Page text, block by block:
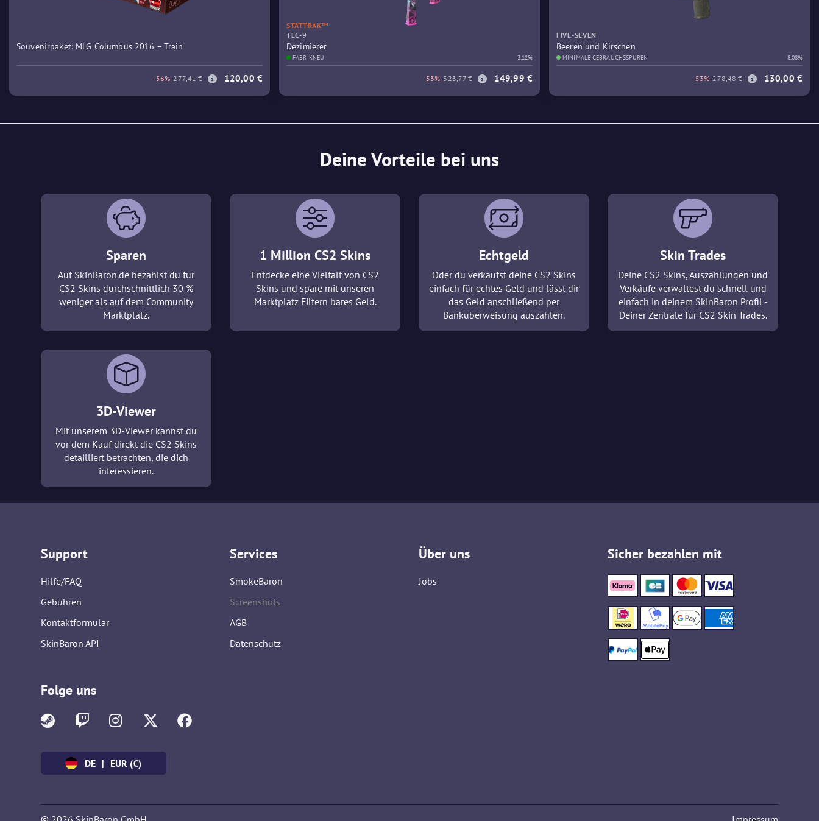
Souvenirpaket: MLG Columbus 2016 – Train
-56% 277,41 € 120,00 €
STATTRAK™
TEC-9
Dezimierer
FABRIKNEU 3.12%
-53% 323,77 € 149,99 €
FIVE-SEVEN
Beeren und Kirschen
MINIMALE GEBRAUCHSSPUREN 8.08%
-53% 278,48 € 130,00 €
Deine Vorteile bei uns
Sparen
Auf SkinBaron.de bezahlst du für
CS2 Skins durchschnittlich 30 %
weniger als auf dem Community
Marktplatz.
1 Million CS2 Skins
Entdecke eine Vielfalt von CS2
Skins und spare mit unseren
Marktplatz Filtern bares Geld.
Echtgeld
Oder du verkaufst deine CS2 Skins
einfach für echtes Geld und lässt dir
das Geld anschließend per
Banküberweisung auszahlen.
Skin Trades
Deine CS2 Skins, Auszahlungen und
Verkäufe verwaltest du schnell und
einfach in deinem SkinBaron Profil -
Deiner Zentrale für CS2 Skin Trades.
3D-Viewer
Mit unserem 3D-Viewer kannst du
vor dem Kauf direkt die CS2 Skins
detailliert betrachten, die dich
interessieren.
Support
Hilfe/FAQ
Gebühren
Kontaktformular
SkinBaron API
Services
SmokeBaron
Screenshots
AGB
Datenschutz
Über uns
Jobs
Sicher bezahlen mit
Folge uns
DE | EUR (€)